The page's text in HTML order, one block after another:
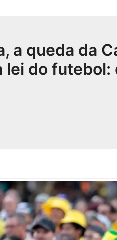
a queda da
lei do futebol: